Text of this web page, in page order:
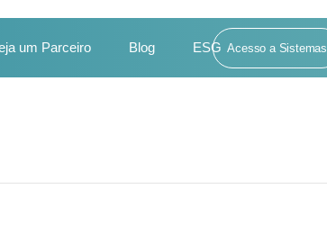
um Parceiro Blog ESG Acesso a Sistemas